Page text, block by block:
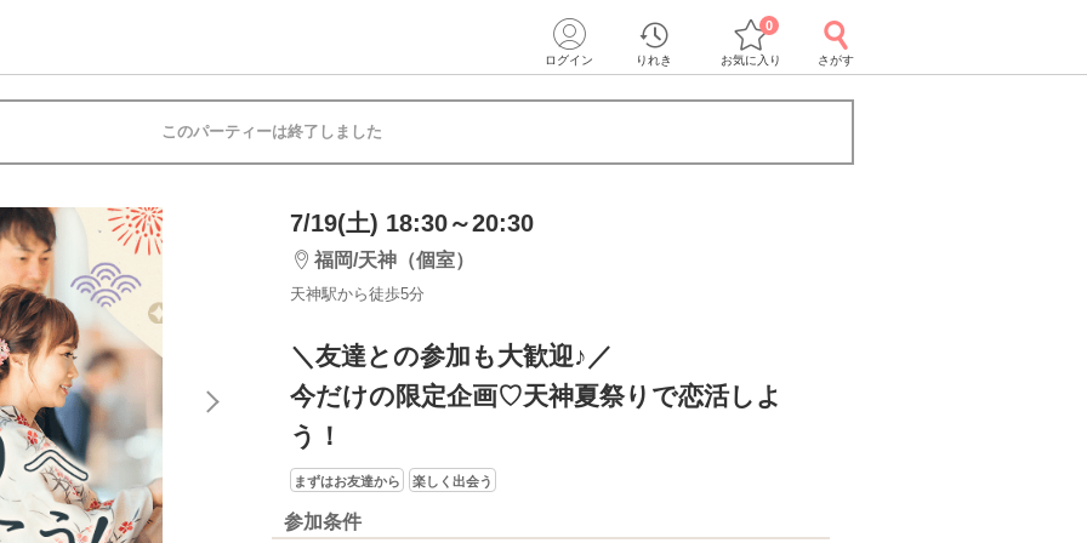
ログイン りれき お気に入り
0
さがす
このパーティーは終了しました
7/19(土) 18:30～20:30
福岡/天神（個室）
天神駅から徒歩5分
＼友達との参加も大歓迎♪／
今だけの限定企画♡天神夏祭りで恋活しよ
う！
まずはお友達から 楽しく出会う
参加条件